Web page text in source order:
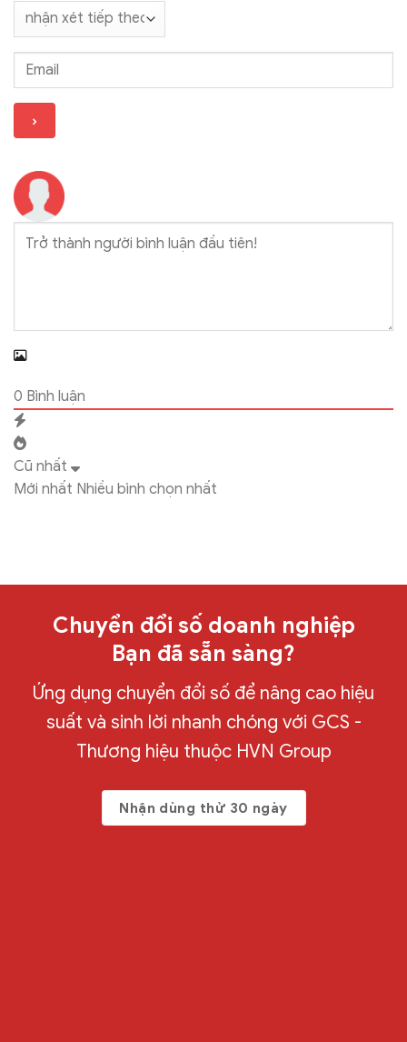
0 Bình luận
Cũ nhất
Mới nhất Nhiều bình chọn nhất
Chuyển đổi số doanh nghiệp
Bạn đã sẵn sàng?
Ứng dụng chuyển đổi số để nâng cao hiệu
suất và sinh lời nhanh chóng với GCS -
Thương hiệu thuộc HVN Group
Nhận dùng thử 30 ngày